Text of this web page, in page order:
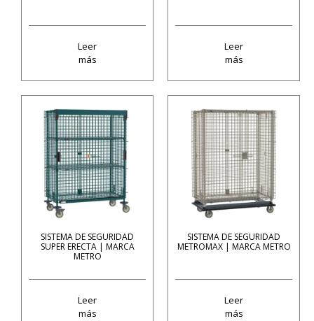
Leer
más
Leer
más
SISTEMA DE SEGURIDAD
SUPER ERECTA | MARCA
METRO
Leer
más
SISTEMA DE SEGURIDAD
METROMAX | MARCA METRO
Leer
más